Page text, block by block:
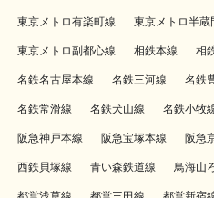
東京メトロ有楽町線 東京メトロ半蔵
東京メトロ副都心線 相鉄本線 相
名鉄名古屋本線 名鉄三河線 名鉄
名鉄常滑線 名鉄犬山線 名鉄小牧
阪急神戸本線 阪急宝塚本線 阪急
西鉄貝塚線 青い森鉄道線 鳥海山